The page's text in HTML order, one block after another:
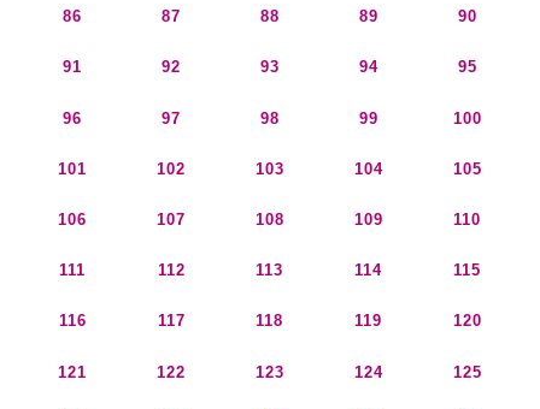
86 87 88 89 90
91 92 93 94 95
96 97 98 99 100
101 102 103 104 105
106 107 108 109 110
111 112 113 114 115
116 117 118 119 120
121 122 123 124 125